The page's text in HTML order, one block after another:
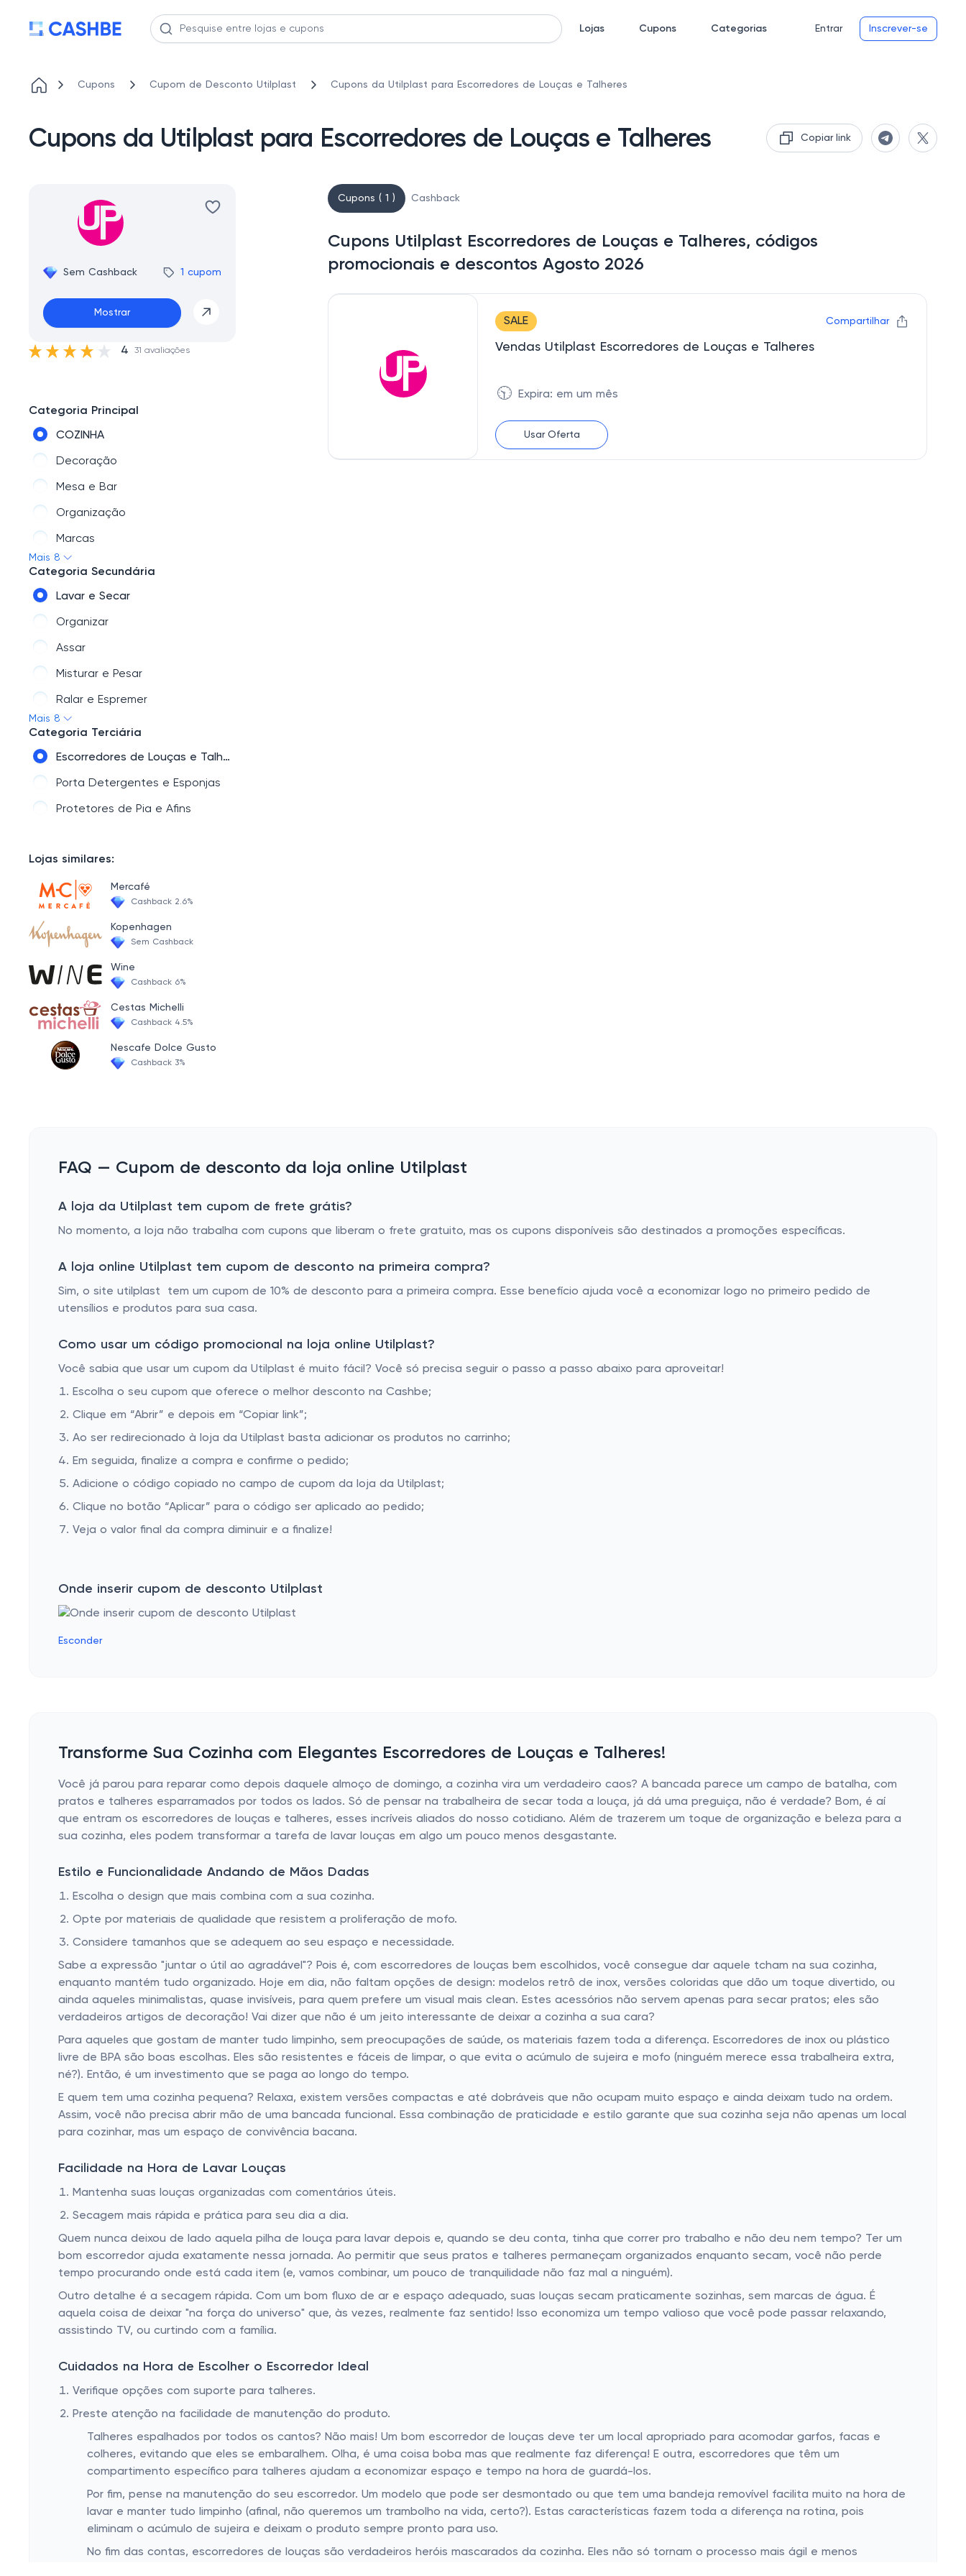
Lojas Cupons Categorias Entrar Inscrever-se
Cupons Cupom de Desconto Utilplast Cupons da Utilplast para Escorredores de Louças e Talheres
Cupons da Utilplast para Escorredores de Louças e Talheres Copiar link
Sem Cashback 1 cupom
Mostrar
4 31 avaliações
Categoria Principal
COZINHA
Decoração
Mesa e Bar
Organização
Marcas
Banheiro
Lavanderia
Eletroportáteis
Mais 8
Categoria Secundária
Lavar e Secar
Organizar
Assar
Misturar e Pesar
Ralar e Espremer
Cozinhar
Cortar e Fatiar
Temperar
Mais 8
Categoria Terciária
Escorredores de Louças e Talheres
Porta Detergentes e Esponjas
Protetores de Pia e Afins
Lojas similares:
Mercafé
Cashback 2.6%
Kopenhagen
Sem Cashback
Wine
Cashback 6%
Cestas Michelli
Cashback 4.5%
Nescafe Dolce Gusto
Cashback 3%
Cupons ( 1 ) Cashback
Cupons Utilplast Escorredores de Louças e Talheres, códigos
promocionais e descontos Agosto 2026
SALE Compartilhar
Vendas Utilplast Escorredores de Louças e Talheres
🕥 Expira: em um mês
Usar Oferta
FAQ — Cupom de desconto da loja online Utilplast
A loja da Utilplast tem cupom de frete grátis?
No momento, a loja não trabalha com cupons que liberam o frete gratuito, mas os cupons disponíveis são destinados a promoções específicas.
A loja online Utilplast tem cupom de desconto na primeira compra?
Sim, o site utilplast tem um cupom de 10% de desconto para a primeira compra. Esse benefício ajuda você a economizar logo no primeiro pedido de
utensílios e produtos para sua casa.
Como usar um código promocional na loja online Utilplast?
Você sabia que usar um cupom da Utilplast é muito fácil? Você só precisa seguir o passo a passo abaixo para aproveitar!
Escolha o seu cupom que oferece o melhor desconto na Cashbe;
Clique em “Abrir” e depois em “Copiar link”;
Ao ser redirecionado à loja da Utilplast basta adicionar os produtos no carrinho;
Em seguida, finalize a compra e confirme o pedido;
Adicione o código copiado no campo de cupom da loja da Utilplast;
Clique no botão “Aplicar” para o código ser aplicado ao pedido;
Veja o valor final da compra diminuir e a finalize!
Onde inserir cupom de desconto Utilplast
Esconder
Transforme Sua Cozinha com Elegantes Escorredores de Louças e Talheres!
Você já parou para reparar como depois daquele almoço de domingo, a cozinha vira um verdadeiro caos? A bancada parece um campo de batalha, com
pratos e talheres esparramados por todos os lados. Só de pensar na trabalheira de secar toda a louça, já dá uma preguiça, não é verdade? Bom, é aí
que entram os escorredores de louças e talheres, esses incríveis aliados do nosso cotidiano. Além de trazerem um toque de organização e beleza para a
sua cozinha, eles podem transformar a tarefa de lavar louças em algo um pouco menos desgastante.
Estilo e Funcionalidade Andando de Mãos Dadas
Escolha o design que mais combina com a sua cozinha.
Opte por materiais de qualidade que resistem a proliferação de mofo.
Considere tamanhos que se adequem ao seu espaço e necessidade.
Sabe a expressão "juntar o útil ao agradável"? Pois é, com escorredores de louças bem escolhidos, você consegue dar aquele tcham na sua cozinha,
enquanto mantém tudo organizado. Hoje em dia, não faltam opções de design: modelos retrô de inox, versões coloridas que dão um toque divertido, ou
ainda aqueles minimalistas, quase invisíveis, para quem prefere um visual mais clean. Estes acessórios não servem apenas para secar pratos; eles são
verdadeiros artigos de decoração! Vai dizer que não é um jeito interessante de deixar a cozinha a sua cara?
Para aqueles que gostam de manter tudo limpinho, sem preocupações de saúde, os materiais fazem toda a diferença. Escorredores de inox ou plástico
livre de BPA são boas escolhas. Eles são resistentes e fáceis de limpar, o que evita o acúmulo de sujeira e mofo (ninguém merece essa trabalheira extra,
né?). Então, é um investimento que se paga ao longo do tempo.
E quem tem uma cozinha pequena? Relaxa, existem versões compactas e até dobráveis que não ocupam muito espaço e ainda deixam tudo na ordem.
Assim, você não precisa abrir mão de uma bancada funcional. Essa combinação de praticidade e estilo garante que sua cozinha seja não apenas um local
para cozinhar, mas um espaço de convivência bacana.
Facilidade na Hora de Lavar Louças
Mantenha suas louças organizadas com comentários úteis.
Secagem mais rápida e prática para seu dia a dia.
Quem nunca deixou de lado aquela pilha de louça para lavar depois e, quando se deu conta, tinha que correr pro trabalho e não deu nem tempo? Ter um
bom escorredor ajuda exatamente nessa jornada. Ao permitir que seus pratos e talheres permaneçam organizados enquanto secam, você não perde
tempo procurando onde está cada item (e, vamos combinar, um pouco de tranquilidade não faz mal a ninguém).
Outro detalhe é a secagem rápida. Com um bom fluxo de ar e espaço adequado, suas louças secam praticamente sozinhas, sem marcas de água. É
aquela coisa de deixar "na força do universo" que, às vezes, realmente faz sentido! Isso economiza um tempo valioso que você pode passar relaxando,
assistindo TV, ou curtindo com a família.
Cuidados na Hora de Escolher o Escorredor Ideal
Verifique opções com suporte para talheres.
Preste atenção na facilidade de manutenção do produto.
Talheres espalhados por todos os cantos? Não mais! Um bom escorredor de louças deve ter um local apropriado para acomodar garfos, facas e
colheres, evitando que eles se embaralhem. Olha, é uma coisa boba mas que realmente faz diferença! E outra, escorredores que têm um
compartimento específico para talheres ajudam a economizar espaço e tempo na hora de guardá-los.
Por fim, pense na manutenção do seu escorredor. Um modelo que pode ser desmontado ou que tem uma bandeja removível facilita muito na hora de
lavar e manter tudo limpinho (afinal, não queremos um trambolho na vida, certo?). Estas características fazem toda a diferença na rotina, pois
eliminam o acúmulo de sujeira e deixam o produto sempre pronto para uso.
No fim das contas, escorredores de louças são verdadeiros heróis mascarados da cozinha. Eles não só tornam o processo mais ágil e menos